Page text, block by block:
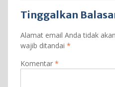
Tinggalkan
Alamat email Anda tidak
wajib ditandai *
Komentar *